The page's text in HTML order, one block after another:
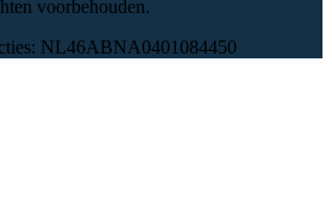
voorbehouden.
NL46ABNA0401084450